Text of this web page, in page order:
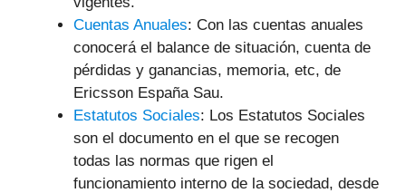
Cuentas Anuales: Con las cuentas anuales
conocerá el balance de situación, cuenta de
pérdidas y ganancias, memoria, etc, de
Ericsson España Sau.
Estatutos Sociales: Los Estatutos Sociales
son el documento en el que se recogen
todas las normas que rigen el
funcionamiento interno de la sociedad, desde